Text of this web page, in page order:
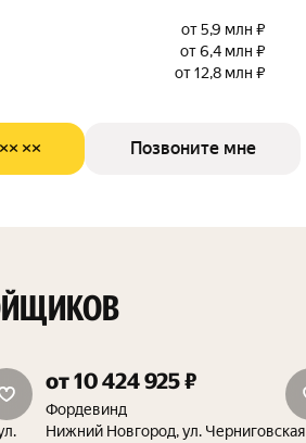
от 5,9 млн ₽
от 6,4 млн ₽
от 12,8 млн ₽
×× Позвоните мне
от 10 424 925 ₽
Фордевинд
Нижний Новгород, ул. Черниговская